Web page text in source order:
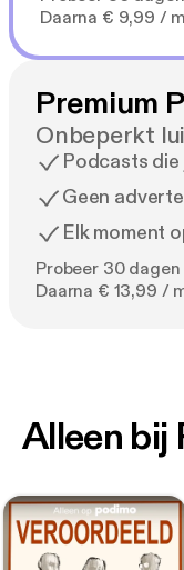
Daarna € 9,99 /
Premium
Onbeperkt
Podcasts
Geen
Elk moment
Probeer 30
Daarna € 13,99 /
Alleen bij